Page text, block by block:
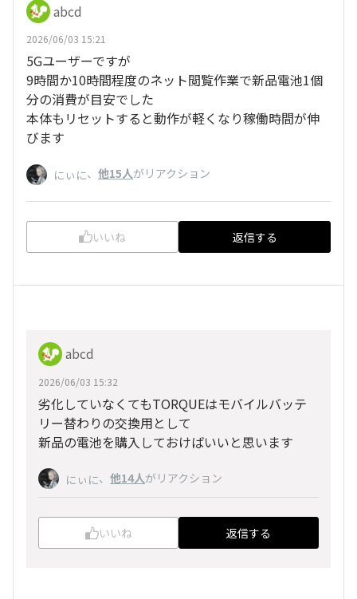
abcd
2026/06/03 15:21
5Gユーザーですが
9時間か10時間程度のネット閲覧作業で新品電池1個
分の消費が目安でした
本体もリセットすると動作が軽くなり稼働時間が伸
びます
にぃに、 他15人がリアクション
いいね 返信する
abcd
2026/06/03 15:32
劣化していなくてもTORQUEはモバイルバッテ
リー替わりの交換用として
新品の電池を購入しておけばいいと思います
にぃに、 他14人がリアクション
いいね 返信する